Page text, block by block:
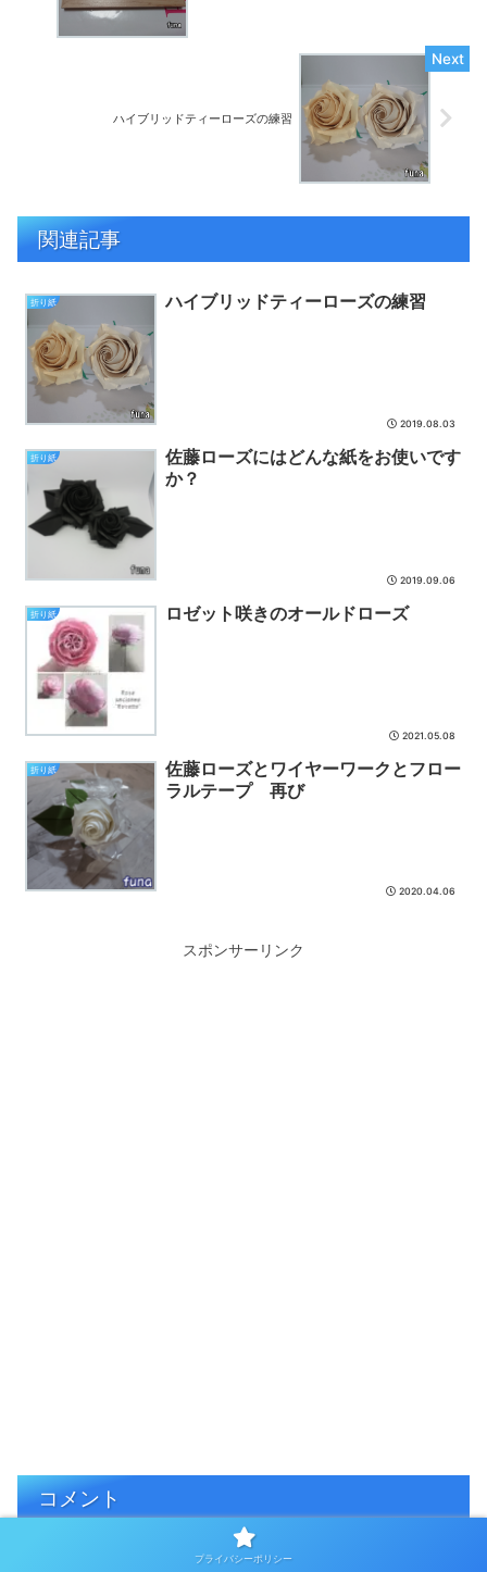
ハイブリッドティーローズの練習
関連記事
折り紙 ハイブリッドティーローズの練習
2019.08.03
折り紙
佐藤ローズにはどんな紙をお使いです
か？
2019.09.06
折り紙 ロゼット咲きのオールドローズ
2021.05.08
折り紙
佐藤ローズとワイヤーワークとフロー
ラルテープ 再び
2020.04.06
スポンサーリンク
コメント
プライバシーポリシー